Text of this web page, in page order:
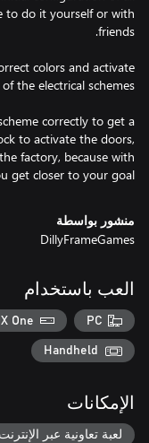
to do it yourself or with
colors and activate
correctly to get a
to activate the doors,
factory, because with
get closer to your goal.
منشور بواسطة
DillyFrameGames
العب باستخدام
PC
One
Handheld
الإمكانات
لعبة تعاونية عبر الإنترنت